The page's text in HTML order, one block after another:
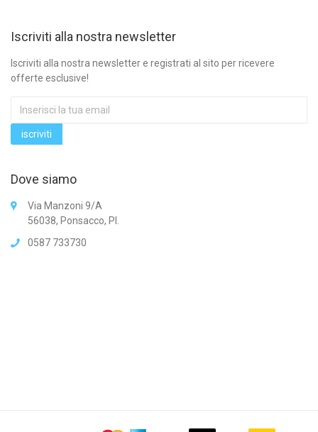
Iscriviti alla nostra newsletter
Iscriviti alla nostra newsletter e registrati al sito per ricevere
offerte esclusive!
Dove siamo
Via Manzoni 9/A
56038, Ponsacco, PI.
0587 733730